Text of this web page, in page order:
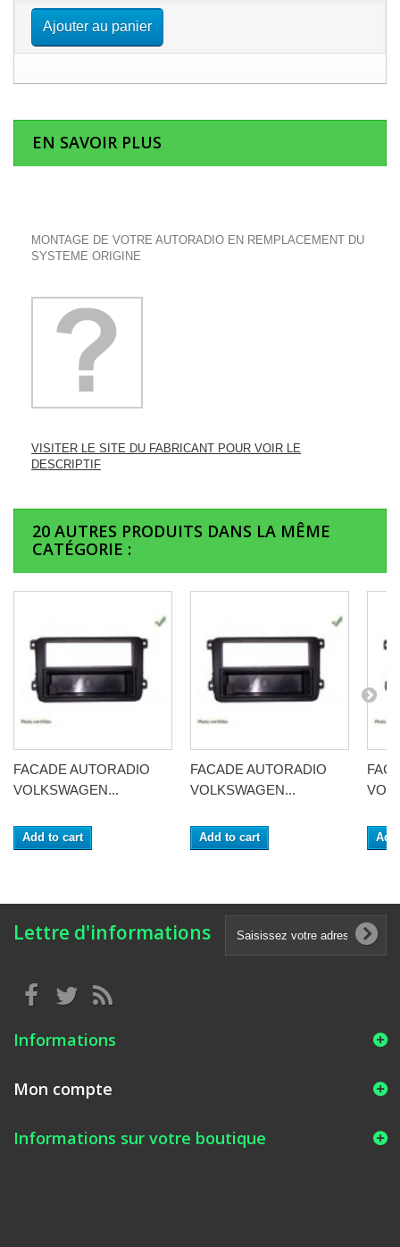
Ajouter au panier
EN SAVOIR PLUS
MONTAGE DE VOTRE AUTORADIO EN REMPLACEMENT DU
SYSTEME ORIGINE
VISITER LE SITE DU FABRICANT POUR VOIR LE
DESCRIPTIF
20 AUTRES PRODUITS DANS LA MÊME
CATÉGORIE :
FACADE AUTORADIO
VOLKSWAGEN...
Add to cart
FACADE AUTORADIO
VOLKSWAGEN...
Add to cart
Lettre d'informations
Informations
Mon compte
Informations sur votre boutique